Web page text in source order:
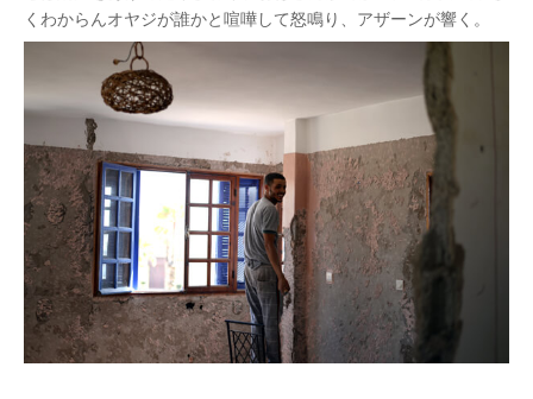
くわからんオヤジが誰かと喧嘩して怒鳴り、アザーンが響く。